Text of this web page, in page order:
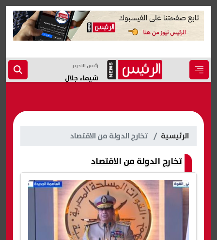
رئيس التحرير
شيماء جلال
الرئيسية تخارج الدولة من الاقتصاد
تخارج الدولة من الاقتصاد